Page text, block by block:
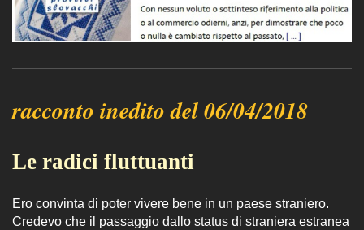
racconto inedito del 06/04/2018
Le radici fluttuanti
Ero convinta di poter vivere bene in un paese straniero.
Credevo che il passaggio dallo status di straniera estranea